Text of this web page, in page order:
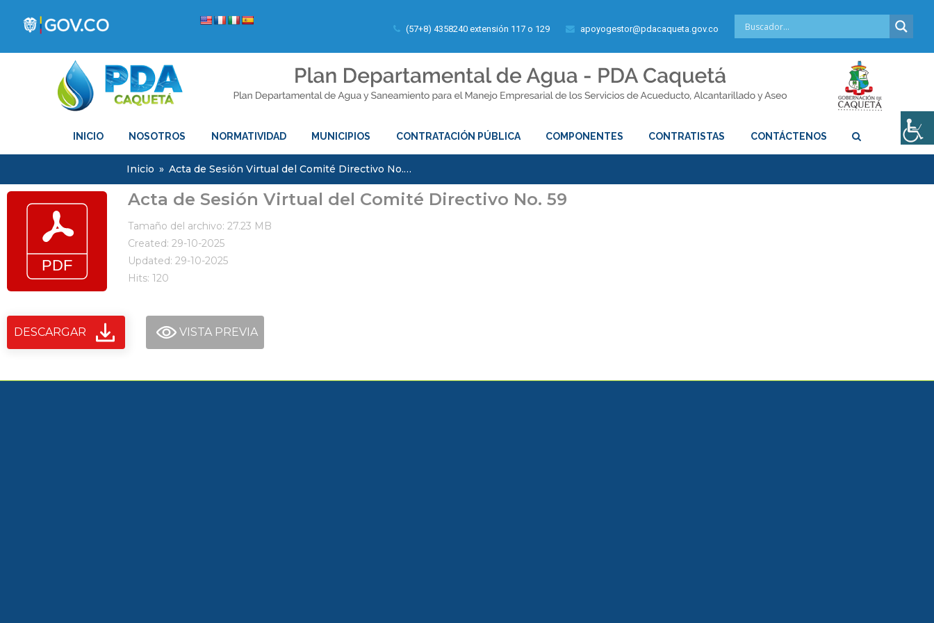
(57+8) 4358240 extensión 117 o 129 apoyogestor@pdacaqueta.gov.co
INICIO NOSOTROS NORMATIVIDAD MUNICIPIOS CONTRATACIÓN PÚBLICA COMPONENTES CONTRATISTAS CONTÁCTENOS
Inicio » Acta de Sesión Virtual del Comité Directivo No.…
Acta de Sesión Virtual del Comité Directivo No. 59
Tamaño del archivo: 27.23 MB
Created: 29-10-2025
Updated: 29-10-2025
Hits: 120
DESCARGAR VISTA PREVIA